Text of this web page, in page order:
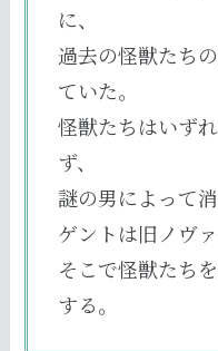
に、
過去の怪獣たち
ていた。
怪獣たちはいず
ず、
謎の男によって
ゲントは旧ノヴ
そこで怪獣たち
する。